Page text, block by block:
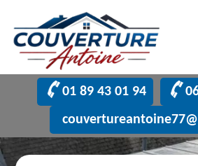
01 89 43 01 94